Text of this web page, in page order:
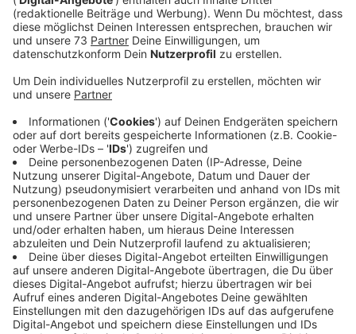
Anzeige
Man kann sich auch zuhause selbst
Anzeige
Um zu überleben braucht Tanja aus Bocholt dringend
eine Stammzellenspende. Denn die 48-jährige leidet an
Blutkrebs.
Um einen passenden Spender zu finden, organisiert ihre
Familie gemeinsam mit der DKMS zwei
Registrierungsaktionen.
Eine am Samstag (17.01.2026) von 10 bis 17 Uhr beim